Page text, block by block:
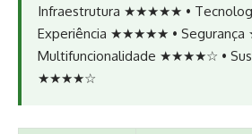
Infraestrutura ★★★★★ •
Experiência ★★★★★ •
Multifuncionalidade ★★★★☆ •
★★★★☆